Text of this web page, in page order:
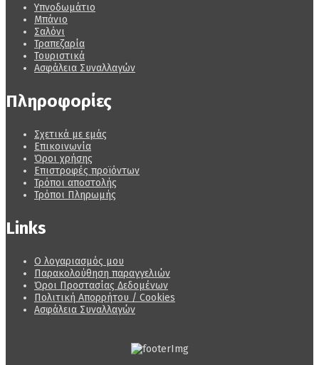
Υπνοδωμάτιο
Μπάνιο
Σαλόνι
Τραπεζαρία
Τουριστικά
Ασφάλεια Συναλλαγών
Πληροφορίες
Σχετικά με εμάς
Επικοινωνία
Όροι χρήσης
Επιστροφές προϊόντων
Τρόποι αποστολής
Τρόποι Πληρωμής
Links
Ο λογαριασμός μου
Παρακολούθηση παραγγελιών
Όροι Προστασίας Δεδομένων
Πολιτική Απορρήτου / Cookies
Ασφάλεια Συναλλαγών